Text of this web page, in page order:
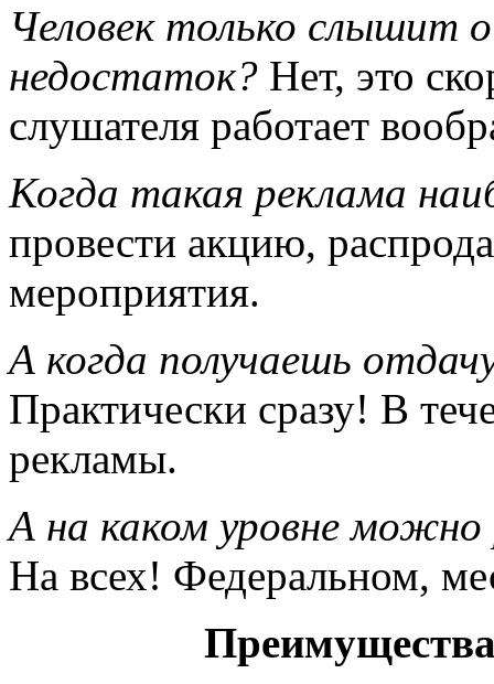
Человек только слышит
недостаток? Нет, это
слушателя работает
Когда такая реклама
провести акцию,
мероприятия.
А когда получаешь
Практически сразу! В
рекламы.
А на каком уровне
На всех! Федеральном,